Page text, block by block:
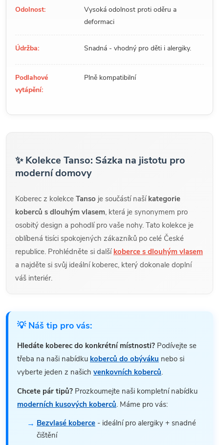
Odolnost:
Vysoká odolnost proti oděru a
deformaci
Údržba: Snadná - vhodný pro děti i alergiky.
Podlahové
vytápění:
Plně kompatibilní
✨ Kolekce Tanso: Sázka na jistotu pro
moderní domovy
Koberec z kolekce Tanso je součástí naší kategorie
koberců s dlouhým vlasem, která je synonymem pro
osobitý design a pohodlí pro vaše nohy. Tato kolekce je
oblíbená tisíci spokojených zákazníků po celé České
republice. Prohlédněte si další koberce s dlouhým vlasem
a najděte si svůj ideální koberec, který dokonale doplní
váš interiér.
💡 Náš tip pro vás:
Hledáte koberec do konkrétní místnosti? Podívejte se
třeba na naši nabídku koberců do obýváku nebo si
vyberte jeden z našich venkovních koberců.
Chcete pár tipů? Prozkoumejte naši kompletní nabídku
moderních kusových koberců. Máme pro vás:
Bezvlasé koberce - ideální pro alergiky + snadné
čištění